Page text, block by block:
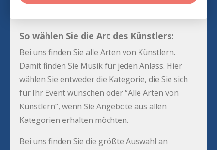
So wählen Sie die Art des Künstlers:
Bei uns finden Sie alle Arten von Künstlern.
Damit finden Sie Musik für jeden Anlass. Hier
wählen Sie entweder die Kategorie, die Sie sich
für Ihr Event wünschen oder “Alle Arten von
Künstlern”, wenn Sie Angebote aus allen
Kategorien erhalten möchten.
Bei uns finden Sie die größte Auswahl an